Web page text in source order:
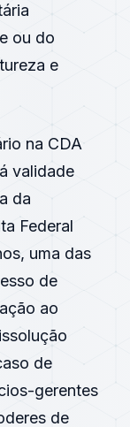
ou do
e
na CDA
validade
da
Federal
uma das
de
ao
de
gerentes
de